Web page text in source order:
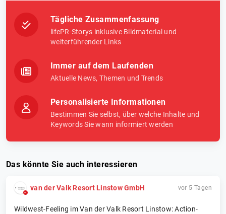
Tägliche Zusammenfassung
lifePR-Storys inklusive Bildmaterial und
weiterführender Links
Immer auf dem Laufenden
Aktuelle News, Themen und Trends
Personalisierte Informationen
Bestimmen Sie selbst, über welche Inhalte und
Keywords Sie wann informiert werden
Das könnte Sie auch interessieren
van der Valk Resort Linstow GmbH vor 5 Tagen
Wildwest-Feeling im Van der Valk Resort Linstow: Action-